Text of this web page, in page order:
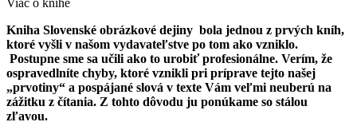
Kniha Slovenské obrázkové dejiny bola jednou z prvých kníh,
ktoré vyšli v našom vydavateľstve po tom ako vzniklo.
Postupne sme sa učili ako to urobiť profesionálne. Verím, že
ospravedlníte chyby, ktoré vznikli pri príprave tejto našej
„prvotiny“ a pospájané slová v texte Vám veľmi neuberú na
zážitku z čítania. Z tohto dôvodu ju ponúkame so stálou
zľavou.